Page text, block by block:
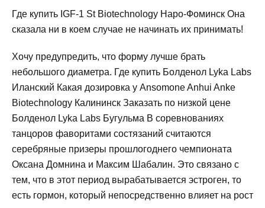
Где купить IGF-1 St Biotechnology Наро-Фоминск Она
сказала ни в коем случае не начинать их принимать!
Хочу предупредить, что форму лучше брать
небольшого диаметра. Где купить Болденол Lyka Labs
Иланский Какая дозировка у Ansomone Anhui Anke
Biotechnology Калининск Заказать по низкой цене
Болденол Lyka Labs Бугульма В соревнованиях
танцоров фаворитами состязаний считаются
серебряные призеры прошлогоднего чемпионата
Оксана Домнина и Максим Шабалин. Это связано с
тем, что в этот период вырабатывается эстроген, то
есть гормон, который непосредственно влияет на рост